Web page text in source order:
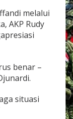
melalui
AKP Rudy
benar –
situasi